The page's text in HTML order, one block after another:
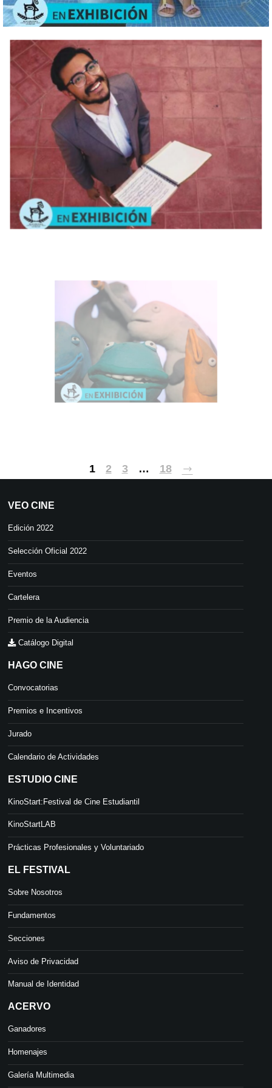
1 2 3 … 18
VEO CINE
Edición 2022
Selección Oficial 2022
Eventos
Cartelera
Premio de la Audiencia
Catálogo Digital
HAGO CINE
Convocatorias
Premios e Incentivos
Jurado
Calendario de Actividades
ESTUDIO CINE
KinoStart:Festival de Cine Estudiantil
KinoStartLAB
Prácticas Profesionales y Voluntariado
EL FESTIVAL
Sobre Nosotros
Fundamentos
Secciones
Aviso de Privacidad
Manual de Identidad
ACERVO
Ganadores
Homenajes
Galería Multimedia